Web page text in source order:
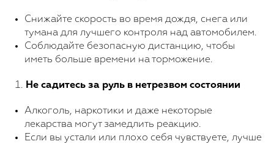
Снижайте скорость во время дождя, снега или
тумана для лучшего контроля над автомобилем.
Соблюдайте безопасную дистанцию, чтобы
иметь больше времени на торможение.
Не садитесь за руль в нетрезвом состоянии
Алкоголь, наркотики и даже некоторые
лекарства могут замедлить реакцию.
Если вы устали или плохо себя чувствуете, лучше